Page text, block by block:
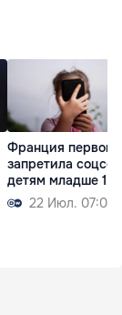
Франция первой
запретила
детям младше 15
22 Июл. 07:09